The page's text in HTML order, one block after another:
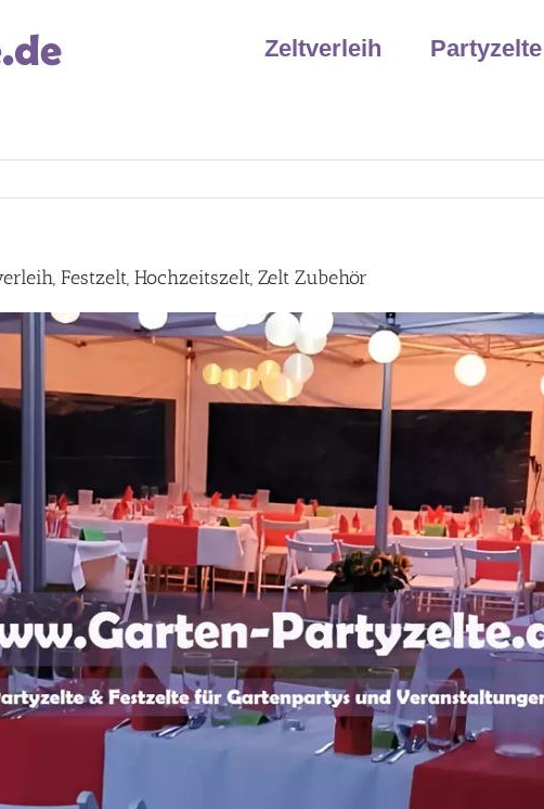
Zeltverleih Partyzelte
Festzelt, Hochzeitszelt, Zelt Zubehör